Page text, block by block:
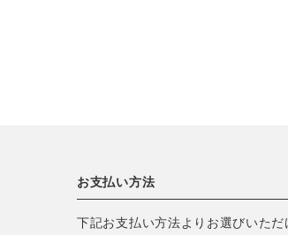
お支払い方法
下記お支払い方法よりお選びいただ